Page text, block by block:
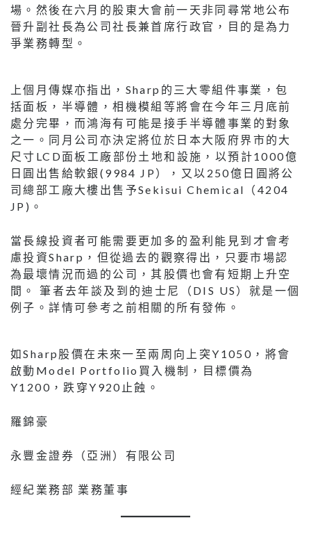
場。然後在六月的股東大會前一天非同尋常地公布
晉升副社長為公司社長兼首席行政官，目的是為力
爭業務轉型。
上個月傳媒亦指出，Sharp的三大零組件事業，包
括面板，半導體，相機模組等將會在今年三月底前
處分完畢，而鴻海有可能是接手半導體事業的對象
之一。同月公司亦決定將位於日本大阪府界市的大
尺寸LCD面板工廠部份土地和設施，以預計1000億
日圓出售給軟銀(9984 JP），又以250億日圓將公
司總部工廠大樓出售予Sekisui Chemical（4204
JP)。
當長線投資者可能需要更加多的盈利能見到才會考
慮投資Sharp，但從過去的觀察得出，只要市場認
為最壞情況而過的公司，其股價也會有短期上升空
間。 筆者去年談及到的迪士尼（DIS US）就是一個
例子。詳情可參考之前相關的所有發佈。
如Sharp股價在未來一至兩周向上突Y1050，將會
啟動Model Portfolio買入機制，目標價為
Y1200，跌穿Y920止蝕。
羅錦豪
永豐金證券（亞洲）有限公司
經紀業務部 業務董事